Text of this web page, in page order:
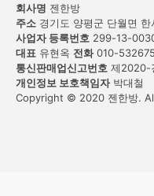
회사명 젠한방
주소 경기도 양평군 단월면
사업자 등록번호 299-13-
대표 유현옥 전화010-
통신판매업신고번호 제2020-
개인정보 보호책임자박대철
Copyright © 2020 젠한방.